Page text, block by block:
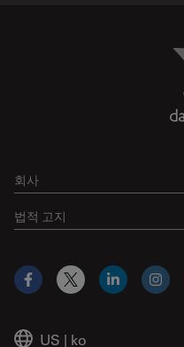
회사
법적 고지
US | ko
Facebook
X LinkedIn